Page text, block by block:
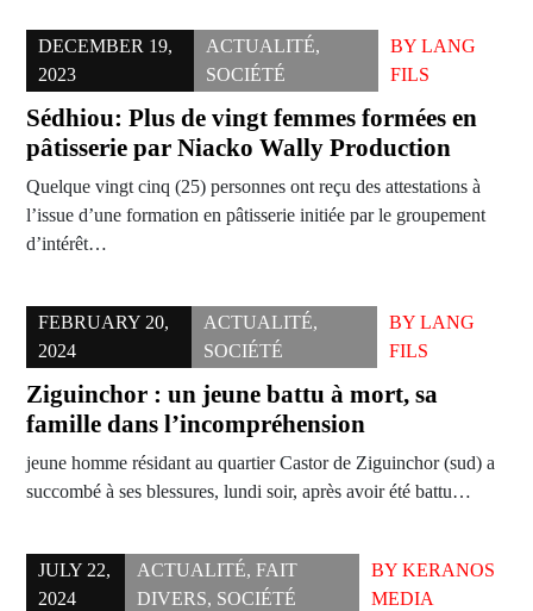
DECEMBER 19,
2023
ACTUALITÉ,
SOCIÉTÉ
BY LANG
FILS
Sédhiou: Plus de vingt femmes formées en
pâtisserie par Niacko Wally Production
Quelque vingt cinq (25) personnes ont reçu des attestations à
l’issue d’une formation en pâtisserie initiée par le groupement
d’intérêt…
FEBRUARY 20,
2024
ACTUALITÉ,
SOCIÉTÉ
BYLANG
FILS
Ziguinchor : un jeune battu à mort, sa
famille dans l’incompréhension
jeune homme résidant au quartier Castor de Ziguinchor (sud) a
succombé à ses blessures, lundi soir, après avoir été battu…
JULY 22,
2024
ACTUALITÉ, FAIT
DIVERS, SOCIÉTÉ
BY KERANOS
MEDIA